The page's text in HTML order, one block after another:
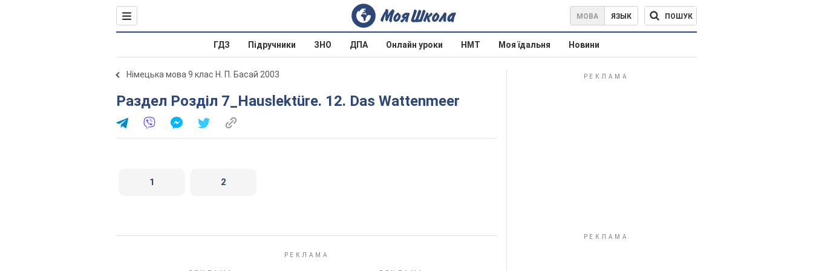
МОВА ЯЗЫК ПОШУК
ГДЗ Підручники ЗНО ДПА Онлайн уроки НМТ Моя їдальня Новини
Німецька мова 9 клас Н. П. Басай 2003
Раздел Розділ 7_Hauslektüre. 12. Das Wattenmeer
1 2